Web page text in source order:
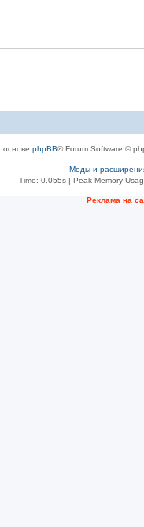
основе phpBB® Forum Software ©
Моды и
Time: 0.055s| Peak Memory
Рeклама на